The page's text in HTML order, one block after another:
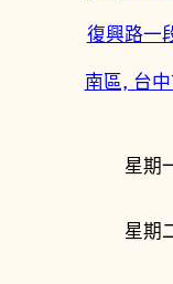
復興路一
南區, 台
星期
星期